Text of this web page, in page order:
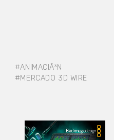
#ANIMACIÃ³N
#MERCADO 3D WIRE